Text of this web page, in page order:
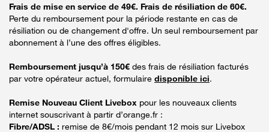
Frais de mise en service de 49€. Frais de résiliation de 60€.
Perte du remboursement pour la période restante en cas de
résiliation ou de changement d'offre. Un seul remboursement par
abonnement à l’une des offres éligibles.
Remboursement jusqu’à 150€ des frais de résiliation facturés
par votre opérateur actuel, formulaire disponible ici.
Remise Nouveau Client Livebox pour les nouveaux clients
internet souscrivant à partir d’orange.fr :
Fibre/ADSL : remise de 8€/mois pendant 12 mois sur Livebox